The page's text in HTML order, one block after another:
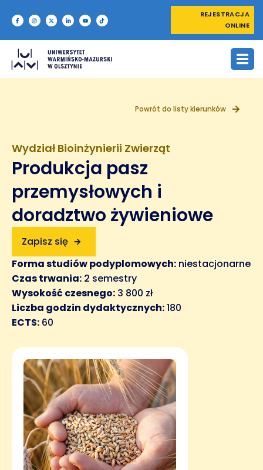
REJESTRACJA
ONLINE
Powrót do listy kierunków
Wydział Bioinżynierii Zwierząt
Produkcja pasz
przemysłowych i
doradztwo żywieniowe
Zapisz się
Forma studiów podyplomowych: niestacjonarne
Czas trwania: 2 semestry
Wysokość czesnego: 3 800 zł
Liczba godzin dydaktycznych:180
ECTS: 60